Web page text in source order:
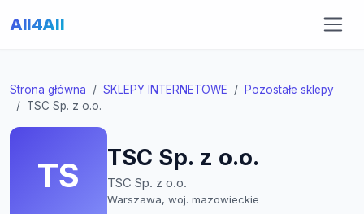
All4All
Strona główna SKLEPY INTERNETOWE
Pozostałe sklepy
TSC Sp. z o.o.
TS TSC Sp. z o.o.
TSC Sp. z o.o.
Warszawa, woj. mazowieckie